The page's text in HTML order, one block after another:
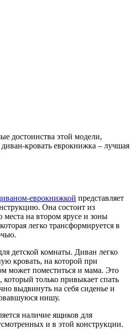
достоинства этой модели,
диван-кровать еврокнижка – лучшая
еврокнижкой представляет
Она состоит из
места на втором ярусе и зоны
легко трансформируется в
детской комнаты. Диван легко
кровать, на которой при
может поместиться и мама. Это
только привыкает спать
выдвинуть на себя сиденье и
нишу.
наличие ящиков для
и в этой конструкции.